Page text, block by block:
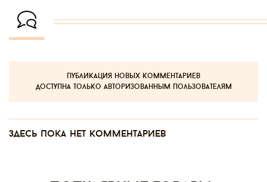
публикация новых комментариев
доступна только авторизованным пользователям
Здесь пока нет комментариев